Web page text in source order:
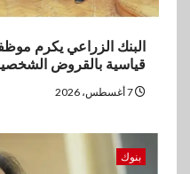
البنك الزراعي يكرم
قياسية بالقروض الشخصية
بنوك